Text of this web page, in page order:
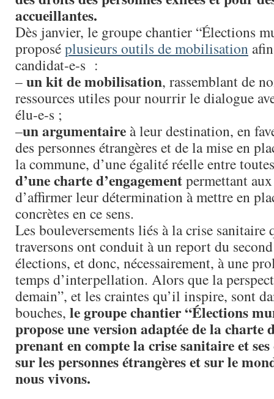
accueillantes.
Dès janvier, le groupe chantier “Élections
proposéplusieurs outils de mobilisation
candidat-e-s :
–un kit de mobilisation, rassemblant de
ressources utiles pour nourrir le dialogue
élu-e-s ;
–un argumentaire à leur destination, en
des personnes étrangères et de la mise en
la commune, d’une égalité réelle entre
d’une charte d’engagementpermettant
d’affirmer leur détermination à mettre en
concrètes en ce sens.
Les bouleversements liés à la crise sanitaire
traversons ont conduit à un report du
élections, et donc, nécessairement, à une
temps d’interpellation. Alors que la
demain”, et les craintes qu’il inspire, sont
bouches, le groupe chantier “Élections
propose une version adaptée de la charte
prenant en compte la crise sanitaire et ses
sur les personnes étrangères et sur le
nous vivons.